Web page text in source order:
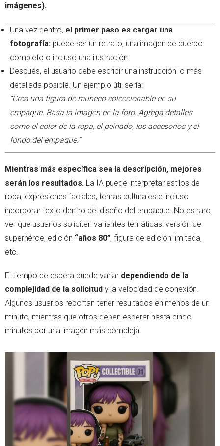
imágenes).
Una vez dentro, el primer paso es cargar una
fotografía: puede ser un retrato, una imagen de cuerpo
completo o incluso una ilustración.
Después, el usuario debe escribir una instrucción lo más
detallada posible. Un ejemplo útil sería:
“Crea una figura de muñeco coleccionable en su
empaque. Basa la imagen en la foto. Agrega detalles
como el color de la ropa, el peinado, los accesorios y el
fondo del empaque.”
Mientras más específica sea la descripción, mejores
serán los resultados. La IA puede interpretar estilos de
ropa, expresiones faciales, temas culturales e incluso
incorporar texto dentro del diseño del empaque. No es raro
ver que usuarios soliciten variantes temáticas: versión de
superhéroe, edición “años 80”, figura de edición limitada,
etc.
El tiempo de espera puede variar dependiendo de la
complejidad de la solicitud y la velocidad de conexión.
Algunos usuarios reportan tener resultados en menos de un
minuto, mientras que otros deben esperar hasta cinco
minutos por una imagen más compleja.